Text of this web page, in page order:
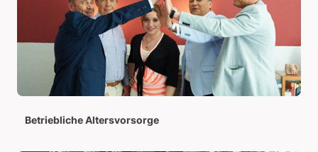
Betriebliche Altersvorsorge